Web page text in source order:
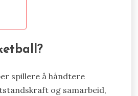
spillere å håndtere
og samarbeid,